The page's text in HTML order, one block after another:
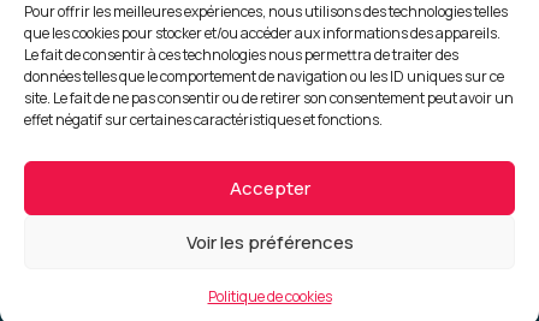
Pour offrir les meilleures expériences, nous utilisons des technologies telles
que les cookies pour stocker et/ou accéder aux informations des appareils.
Le fait de consentir à ces technologies nous permettra de traiter des
données telles que le comportement de navigation ou les ID uniques sur ce
site. Le fait de ne pas consentir ou de retirer son consentement peut avoir un
effet négatif sur certaines caractéristiques et fonctions.
Accepter
Voir les préférences
Politique de cookies
UNE QUESTION, UN RENSEIGNEMENT ?
Contactez-nous
CGV
Politique de cookies